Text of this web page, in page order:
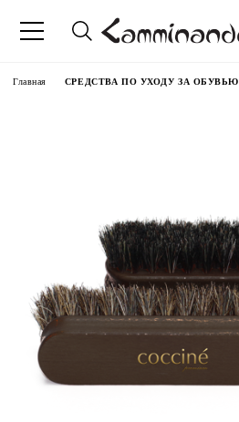
Главная СРЕДСТВА ПО УХОДУ ЗА ОБУВЬЮ